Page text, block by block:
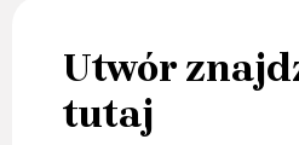
Utwór
tutaj